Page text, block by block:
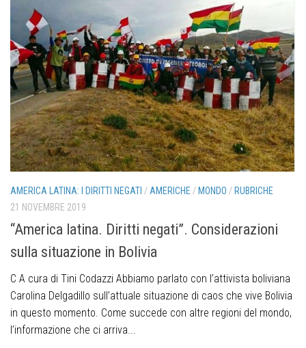
AMERICA LATINA: I DIRITTI NEGATI / AMERICHE / MONDO / RUBRICHE
21 NOVEMBRE 2019
“America latina. Diritti negati”. Considerazioni
sulla situazione in Bolivia
C A cura di Tini Codazzi Abbiamo parlato con l’attivista boliviana
Carolina Delgadillo sull’attuale situazione di caos che vive Bolivia
in questo momento. Come succede con altre regioni del mondo,
l’informazione che ci arriva...